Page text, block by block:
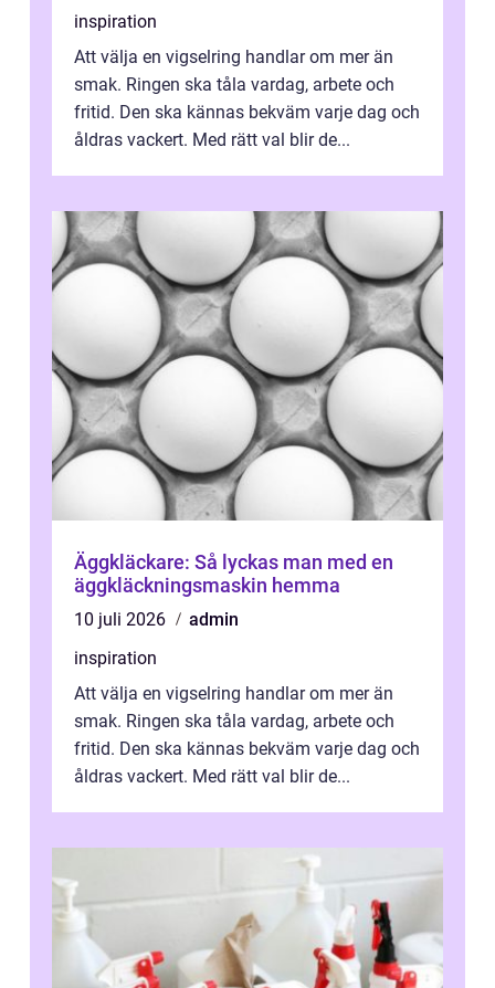
inspiration
Att välja en vigselring handlar om mer än
smak. Ringen ska tåla vardag, arbete och
fritid. Den ska kännas bekväm varje dag och
åldras vackert. Med rätt val blir de...
Äggkläckare: Så lyckas man med en
äggkläckningsmaskin hemma
10 juli 2026
admin
inspiration
Att välja en vigselring handlar om mer än
smak. Ringen ska tåla vardag, arbete och
fritid. Den ska kännas bekväm varje dag och
åldras vackert. Med rätt val blir de...